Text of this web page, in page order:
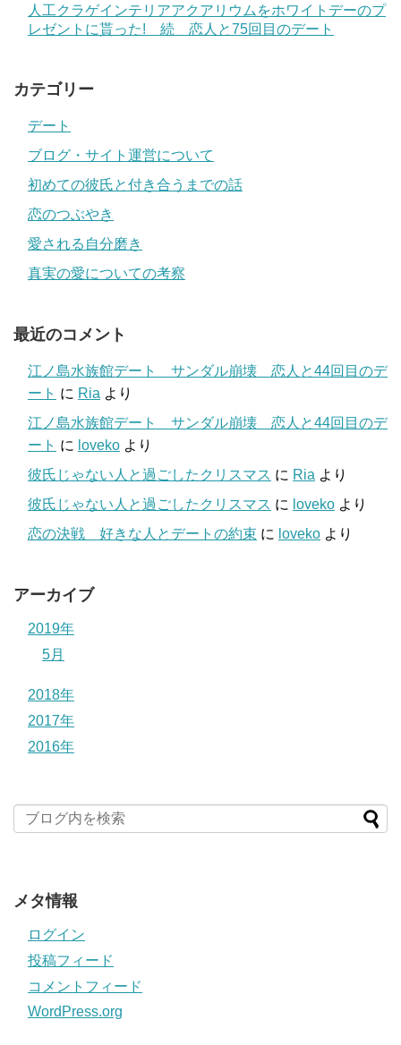
人工クラゲインテリアアクアリウムをホワイトデーのプ
レゼントに貰った! 続 恋人と75回目のデート
カテゴリー
デート
ブログ・サイト運営について
初めての彼氏と付き合うまでの話
恋のつぶやき
愛される自分磨き
真実の愛についての考察
最近のコメント
江ノ島水族館デート サンダル崩壊 恋人と44回目のデ
ート に Ria より
江ノ島水族館デート サンダル崩壊 恋人と44回目のデ
ート に loveko より
彼氏じゃない人と過ごしたクリスマス に Ria より
彼氏じゃない人と過ごしたクリスマス に loveko より
恋の決戦 好きな人とデートの約束 に loveko より
アーカイブ
2019年
5月
2018年
2017年
2016年
メタ情報
ログイン
投稿フィード
コメントフィード
WordPress.org